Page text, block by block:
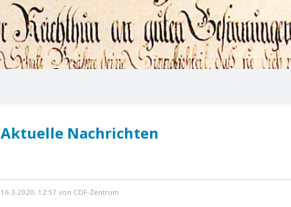
Aktuelle Nachrichten
16.3.2020, 12:57 von CDF-Zentrum